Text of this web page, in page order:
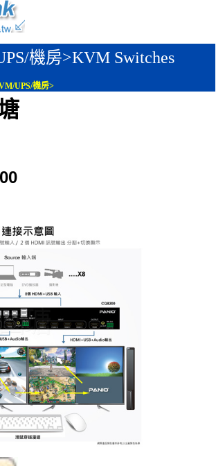
機房>KVM Switches
UPS/機房>